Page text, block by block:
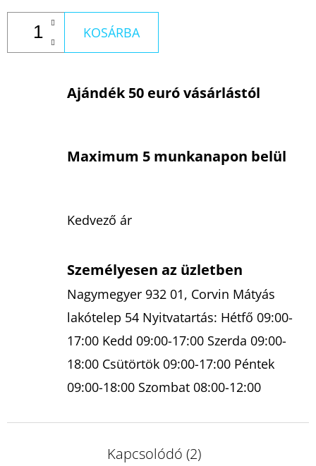
KOSÁRBA
Ajándék 50 euró vásárlástól
Maximum 5 munkanapon belül
Kedvező ár
Személyesen az üzletben
Nagymegyer 932 01, Corvin Mátyás
lakótelep 54 Nyitvatartás: Hétfő 09:00-
17:00 Kedd 09:00-17:00 Szerda 09:00-
18:00 Csütörtök 09:00-17:00 Péntek
09:00-18:00 Szombat 08:00-12:00
Kapcsolódó (2)